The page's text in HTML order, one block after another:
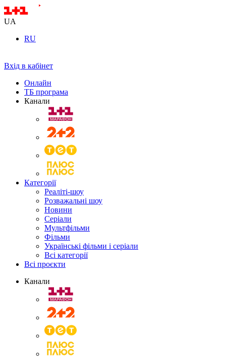
UA
RU
Вхід в кабінет
Онлайн
ТБ програма
Канали
Категорії
Реаліті-шоу
Розважальні шоу
Новини
Серіали
Мультфільми
Фільми
Українські фільми і серіали
Всі категорії
Всі проєкти
Канали